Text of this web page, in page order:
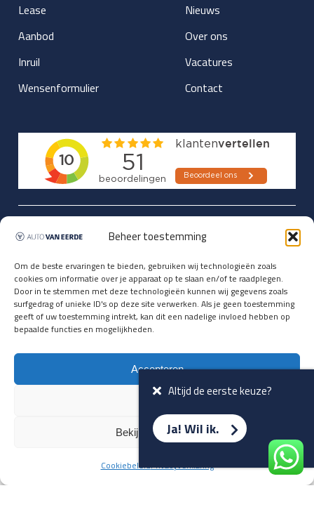
Beheer toestemming
Om de beste ervaringen te bieden, gebruiken wij technologieën zoals
cookies om informatie over je apparaat op te slaan en/of te raadplegen.
Door in te stemmen met deze technologieën kunnen wij gegevens zoals
surfgedrag of unieke ID's op deze site verwerken. Als je geen toestemming
geeft of uw toestemming intrekt, kan dit een nadelige invloed hebben op
bepaalde functies en mogelijkheden.
Accepteren
Bekijk voorkeuren
CookiebeleidPrivacyverklaring
Terug naar overzicht
Lease
Aanbod
Inruil
Wensenformulier
Nieuws
Over ons
Vacatures
Contact
Updates over nieuwbinnen-komers
vóórdat ze op de portals staan?
Registreer je hier.
E-mailadres *
Altijd de eerste keuze?
Ja! Wil ik.